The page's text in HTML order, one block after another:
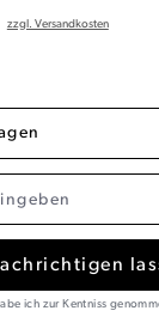
zzgl. Versandkosten
ich zur Kentniss